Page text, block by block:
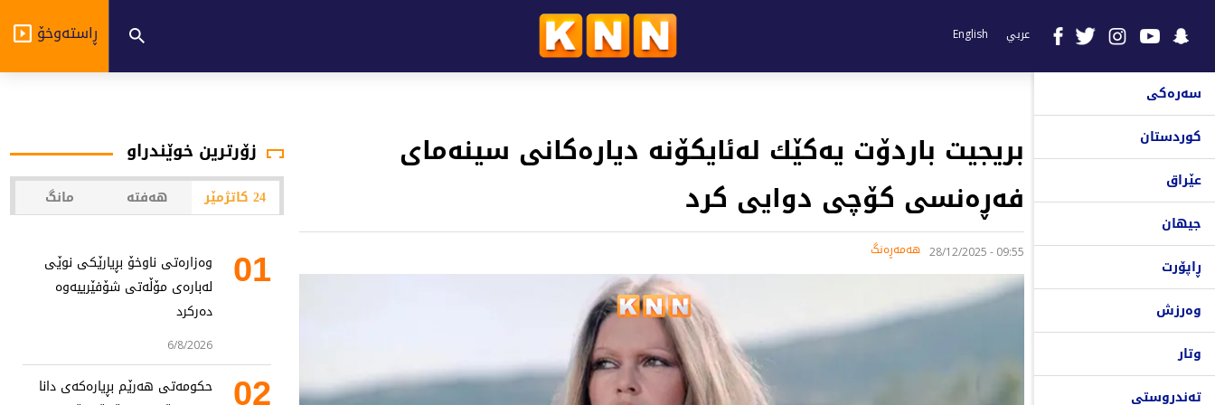
عربي English ڕاستەوخۆ
سەرەکی
کوردستان
عێراق
جیهان
ڕاپۆرت
وەرزش
وتار
تەندروستی
بریجیت باردۆت یه‌كێك له‌ئایكۆنه‌ دیاره‌كانی سینه‌مای
فه‌ڕه‌نسی كۆچی دوایی كرد
09:55 - 28/12/2025 هەمەڕەنگ
زۆرترین خوێندراو
24 کاتژمێر هەفتە مانگ
01
وەزارەتی ناوخۆ بڕیارێکی نوێی
لەبارەی مۆڵەتی شۆفێرییەوە
دەرکرد
6/8/2026
02
حکومەتی هەرێم بڕیارەکەی دانا